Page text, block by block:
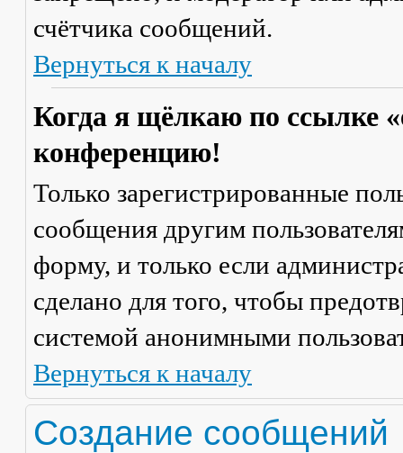
счётчика сообщений.
Вернуться к началу
Когда я щёлкаю по ссылке
конференцию!
Только зарегистрированные
сообщения другим
форму, и только если
сделано для того, чтобы
системой анонимными
Вернуться к началу
Создание сообщений